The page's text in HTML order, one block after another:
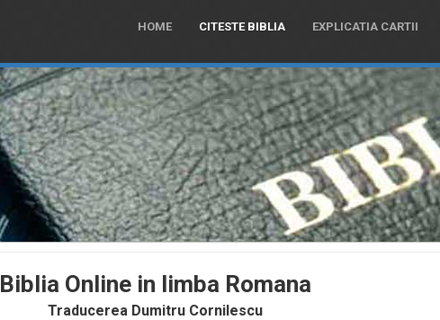
HOME CITESTE BIBLIA EXPLICATIA CARTII
Biblia Online in limba Romana
Traducerea Dumitru Cornilescu